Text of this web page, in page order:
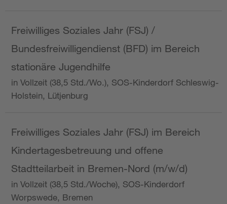
Freiwilliges Soziales Jahr (FSJ) /
Bundesfreiwilligendienst (BFD) im Bereich
stationäre Jugendhilfe
in Vollzeit (38,5 Std./Wo.), SOS-Kinderdorf Schleswig-
Holstein, Lütjenburg
Freiwilliges Soziales Jahr (FSJ) im Bereich
Kindertagesbetreuung und offene
Stadtteilarbeit in Bremen-Nord (m/w/d)
in Vollzeit (38,5 Std./Woche), SOS-Kinderdorf
Worpswede, Bremen